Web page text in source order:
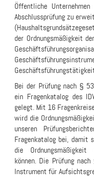
Öffentliche
Abschlussprüfung zu
der Ordnungsmäßigkeit
Bei der Prüfung nach §
ein Fragenkatalog des
gelegt. Mit 16
wird die
unseren
Fragenkatalog bei, damit
die
können. Die Prüfung
Instrument für